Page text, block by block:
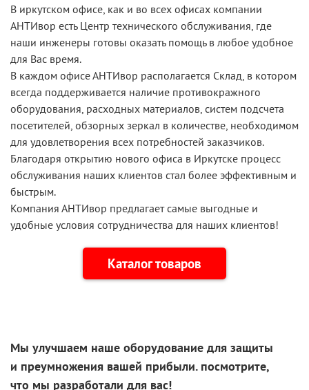
В иркутском офисе, как и во всех офисах компании
АНТИвор есть Центр технического обслуживания, где
наши инженеры готовы оказать помощь в любое удобное
для Вас время.
В каждом офисе АНТИвор располагается Склад, в котором
всегда поддерживается наличие противокражного
оборудования, расходных материалов, систем подсчета
посетителей, обзорных зеркал в количестве, необходимом
для удовлетворения всех потребностей заказчиков.
Благодаря открытию нового офиса в Иркутске процесс
обслуживания наших клиентов стал более эффективным и
быстрым.
Компания АНТИвор предлагает самые выгодные и
удобные условия сотрудничества для наших клиентов!
Каталог товаров
Мы улучшаем наше оборудование для защиты
и преумножения вашей прибыли. посмотрите,
что мы разработали для вас!